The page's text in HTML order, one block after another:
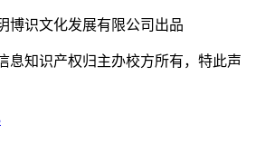
博识文化发展有限公司出品
息知识产权归主办校方所有，特此声